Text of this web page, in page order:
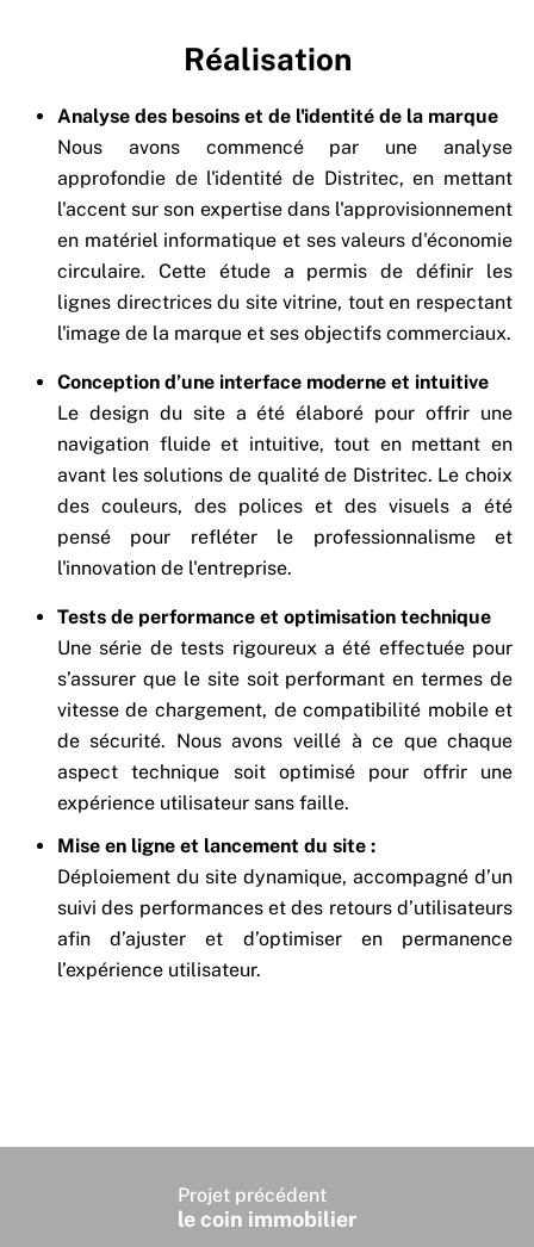
Réalisation
Analyse des besoins et de l'identité de la marque
Nous avons commencé par une analyse
approfondie de l'identité de Distritec, en mettant
l'accent sur son expertise dans l'approvisionnement
en matériel informatique et ses valeurs d'économie
circulaire. Cette étude a permis de définir les
lignes directrices du site vitrine, tout en respectant
l'image de la marque et ses objectifs commerciaux.
Conception d’une interface moderne et intuitive
Le design du site a été élaboré pour offrir une
navigation fluide et intuitive, tout en mettant en
avant les solutions de qualité de Distritec. Le choix
des couleurs, des polices et des visuels a été
pensé pour refléter le professionnalisme et
l'innovation de l'entreprise.
Tests de performance et optimisation technique
Une série de tests rigoureux a été effectuée pour
s’assurer que le site soit performant en termes de
vitesse de chargement, de compatibilité mobile et
de sécurité. Nous avons veillé à ce que chaque
aspect technique soit optimisé pour offrir une
expérience utilisateur sans faille.
Mise en ligne et lancement du site :
Déploiement du site dynamique, accompagné d’un
suivi des performances et des retours d’utilisateurs
afin d’ajuster et d’optimiser en permanence
l’expérience utilisateur.
Projet précédent
le coin immobilier